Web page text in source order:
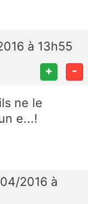
à 13h55
+ -
ne le
e...!
2016 à